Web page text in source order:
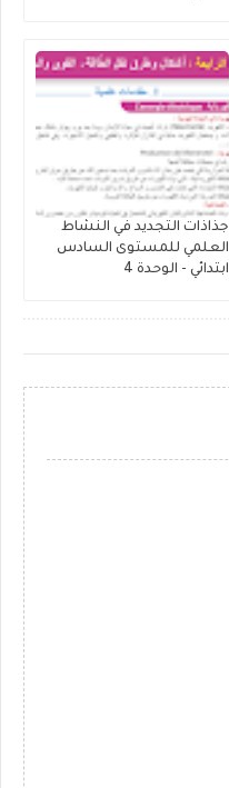
جذاذات التجديد في النشاط
العلمي للمستوى السادس
ابتدائي - الوحدة 4